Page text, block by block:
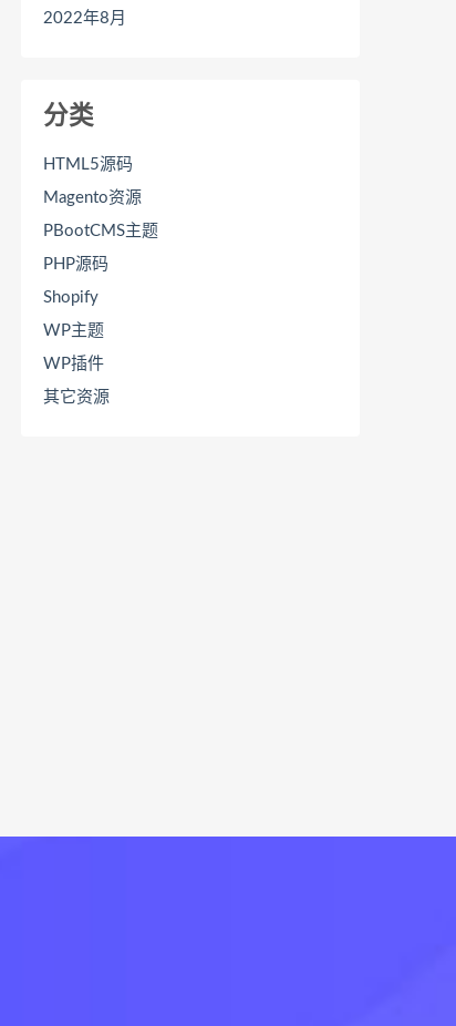
2022年8月
分类
HTML5源码
Magento资源
PBootCMS主题
PHP源码
Shopify
WP主题
WP插件
其它资源